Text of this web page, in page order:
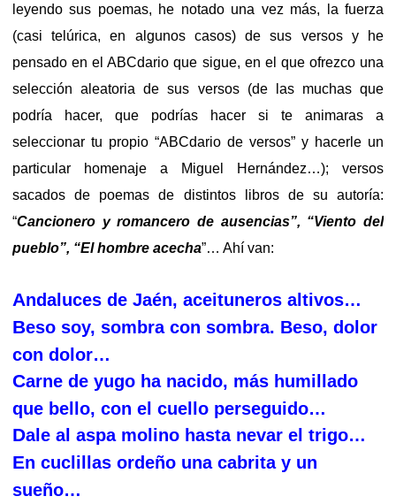
leyendo sus poemas, he notado una vez más, la fuerza
(casi telúrica, en algunos casos) de sus versos y he
pensado en el ABCdario que sigue, en el que ofrezco una
selección aleatoria de sus versos (de las muchas que
podría hacer, que podrías hacer si te animaras a
seleccionar tu propio “ABCdario de versos” y hacerle un
particular homenaje a Miguel Hernández…); versos
sacados de poemas de distintos libros de su autoría:
“Cancionero y romancero de ausencias”, “Viento del
pueblo”, “El hombre acecha”… Ahí van:
Andaluces de Jaén, aceituneros altivos…
Beso soy, sombra con sombra. Beso, dolor
con dolor…
Carne de yugo ha nacido, más humillado
que bello, con el cuello perseguido…
Dale al aspa molino hasta nevar el trigo…
En cuclillas ordeño una cabrita y un
sueño…